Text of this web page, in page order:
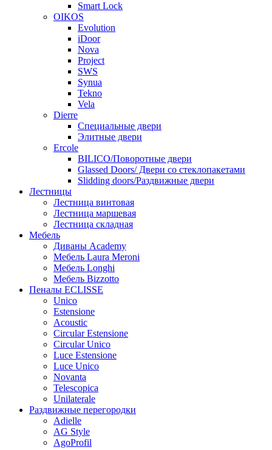
Smart Lock
OIKOS
Evolution
iDoor
Nova
Project
SWS
Synua
Tekno
Vela
Dierre
Специальные двери
Элитные двери
Ercole
BILICO/Поворотные двери
Glassed Doors/ Двери со стеклопакетами
Slidding doors/Раздвижные двери
Лестницы
Лестница винтовая
Лестница маршевая
Лестница складная
Мебель
Диваны Academy
Мебель Laura Meroni
Мебель Longhi
Мебель Bizzotto
Пеналы ECLISSE
Unico
Estensione
Acoustic
Circular Estensione
Circular Unico
Luce Estensione
Luce Unico
Novanta
Telescopica
Unilaterale
Раздвижные перегородки
Adielle
AG Style
AgoProfil